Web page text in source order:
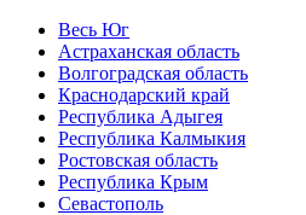
Весь Юг
Астраханская область
Волгоградская область
Краснодарский край
Республика Адыгея
Республика Калмыкия
Ростовская область
Республика Крым
Севастополь